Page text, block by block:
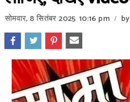
सोमवार, 8 सितंबर 2025 10:16 pm / by